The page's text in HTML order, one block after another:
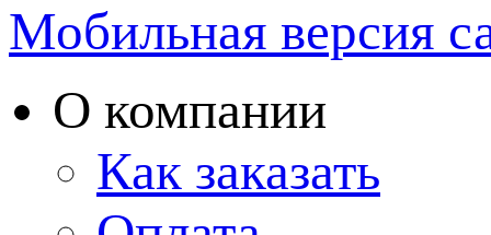
Мобильная версия
О компании
Как заказать